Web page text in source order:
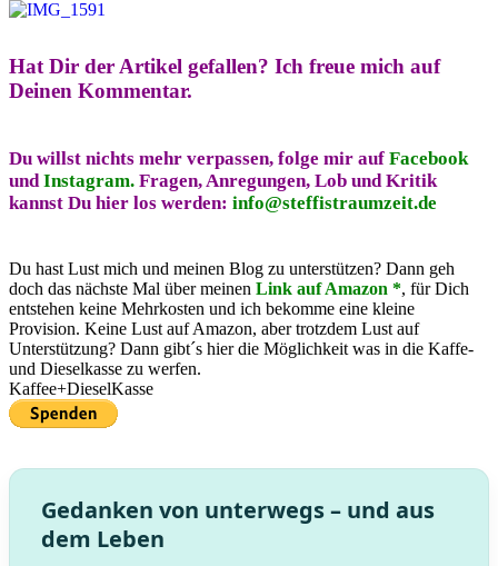
Hat Dir der Artikel gefallen? Ich freue mich auf
Deinen Kommentar.
Du willst nichts mehr verpassen, folge mir auf Facebook
und Instagram. Fragen, Anregungen, Lob und Kritik
kannst Du hier los werden: info@steffistraumzeit.de
Du hast Lust mich und meinen Blog zu unterstützen? Dann geh
doch das nächste Mal über meinen Link auf Amazon *, für Dich
entstehen keine Mehrkosten und ich bekomme eine kleine
Provision. Keine Lust auf Amazon, aber trotzdem Lust auf
Unterstützung? Dann gibt´s hier die Möglichkeit was in die Kaffe-
und Dieselkasse zu werfen.
Kaffee+DieselKasse
Gedanken von unterwegs – und aus
dem Leben